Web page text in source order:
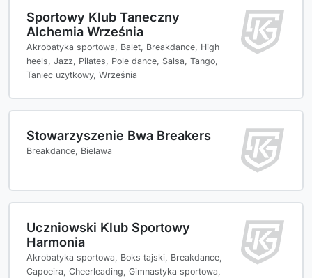
Sportowy Klub Taneczny
Alchemia Września
Akrobatyka sportowa, Balet, Breakdance, High
heels, Jazz, Pilates, Pole dance, Salsa, Tango,
Taniec użytkowy, Września
Stowarzyszenie Bwa Breakers
Breakdance, Bielawa
Uczniowski Klub Sportowy
Harmonia
Akrobatyka sportowa, Boks tajski, Breakdance,
Capoeira, Cheerleading, Gimnastyka sportowa,